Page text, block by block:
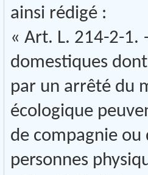
ainsi rédigé :
« Art. L. 214-2-1.
domestiques
par un arrêté du
écologique
de compagnie ou
personnes